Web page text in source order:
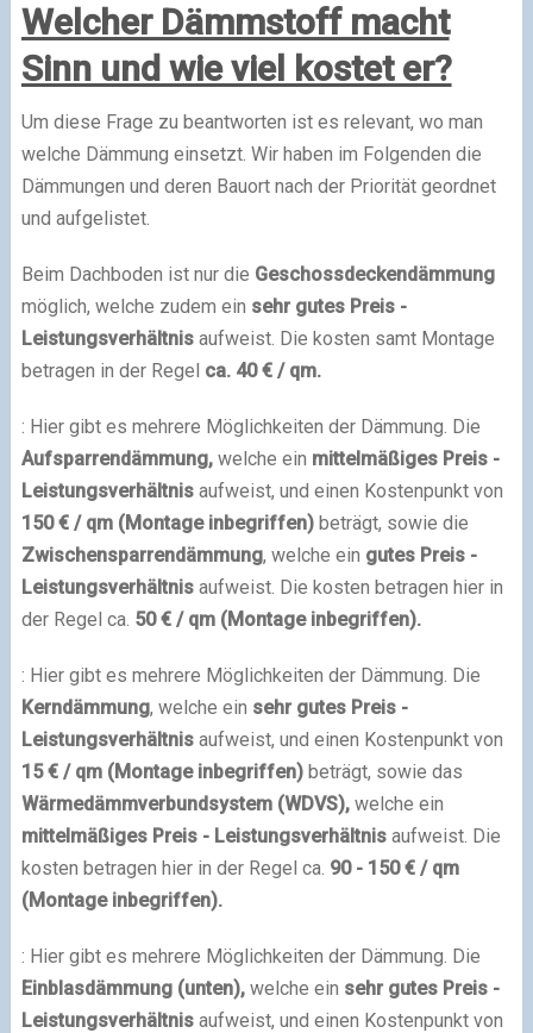
Welcher Dämmstoff macht
Sinn und wie viel kostet er?
Um diese Frage zu beantworten ist es relevant, wo man
welche Dämmung einsetzt. Wir haben im Folgenden die
Dämmungen und deren Bauort nach der Priorität geordnet
und aufgelistet.
Beim Dachboden ist nur die Geschossdeckendämmung
möglich, welche zudem ein sehr gutes Preis -
Leistungsverhältnisaufweist. Die kosten samt Montage
betragen in der Regel ca. 40 € / qm.
: Hier gibt es mehrere Möglichkeiten der Dämmung. Die
Aufsparrendämmung,welche ein mittelmäßiges Preis -
Leistungsverhältnisaufweist, und einen Kostenpunkt von
150 € / qm (Montage inbegriffen)beträgt, sowie die
Zwischensparrendämmung, welche ein gutes Preis -
Leistungsverhältnisaufweist. Die kosten betragen hier in
der Regel ca. 50 € / qm (Montage inbegriffen).
: Hier gibt es mehrere Möglichkeiten der Dämmung. Die
Kerndämmung, welche ein sehr gutes Preis -
Leistungsverhältnisaufweist, und einen Kostenpunkt von
15 € / qm (Montage inbegriffen)beträgt, sowie das
Wärmedämmverbundsystem (WDVS),welche ein
mittelmäßiges Preis - Leistungsverhältnisaufweist. Die
kosten betragen hier in der Regel ca. 90 - 150 € / qm
(Montage inbegriffen).
: Hier gibt es mehrere Möglichkeiten der Dämmung. Die
Einblasdämmung (unten),welche ein sehr gutes Preis -
Leistungsverhältnisaufweist, und einen Kostenpunkt von